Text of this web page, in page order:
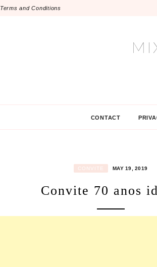
Terms and Conditions
CONTACT
CONVITE MAY 19, 2019
Convite 70 anos